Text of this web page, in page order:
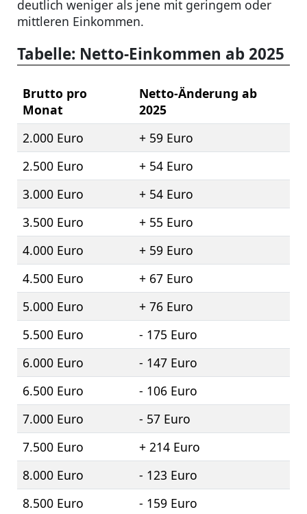
deutlich weniger als jene mit geringem oder
mittleren Einkommen.
Tabelle: Netto-Einkommen ab 2025
Brutto pro
Monat
Netto-Änderung ab
2025
2.000 Euro
+ 59 Euro
2.500 Euro
+ 54 Euro
3.000 Euro
+ 54 Euro
3.500 Euro
+ 55 Euro
4.000 Euro
+ 59 Euro
4.500 Euro
+ 67 Euro
5.000 Euro
+ 76 Euro
5.500 Euro
- 175 Euro
6.000 Euro
- 147 Euro
6.500 Euro
- 106 Euro
7.000 Euro
- 57 Euro
7.500 Euro
+ 214 Euro
8.000 Euro
- 123 Euro
8.500 Euro
- 159 Euro